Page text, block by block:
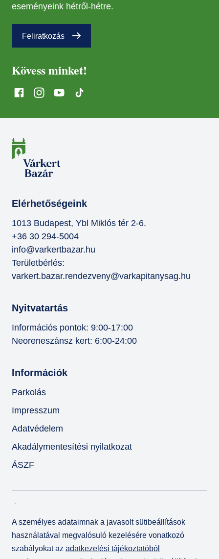
eseményeink hétről-hétre.
Feliratkozás
Kövess minket!
Elérhetőségeink
1013 Budapest, Ybl Miklós tér 2-6.
+36 30 294-5004
info@varkertbazar.hu
Területbérlés:
varkert.bazar.rendezveny@varkapitanysag.hu
Nyitvatartás
Információs pontok: 9:00-17:00
Neoreneszánsz kert: 6:00-24:00
Információk
Parkolás
Impresszum
Adatvédelem
Akadálymentesítési nyilatkozat
ÁSZF
A személyes adataimnak a javasolt sütibeállítások
használatával megvalósuló kezelésére vonatkozó
szabályokat az adatkezelési tájékoztatóból